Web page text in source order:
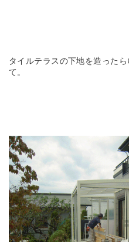
タイルテラスの下地を造った
て。